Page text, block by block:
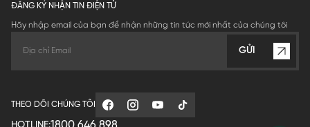
ĐĂNG KÝ NHẬN TIN ĐIỆN TỬ
Hãy nhập email của bạn để nhận những tin tức mới nhất của chúng tôi
GỬI
THEO DÕI CHÚNG TÔI